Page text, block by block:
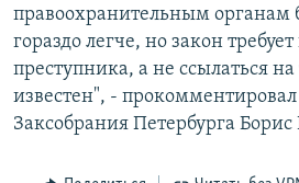
правоохранительным органам
гораздо легче, но закон
преступника, а не ссылаться
известен", - прокомментировал
Заксобрания Петербурга